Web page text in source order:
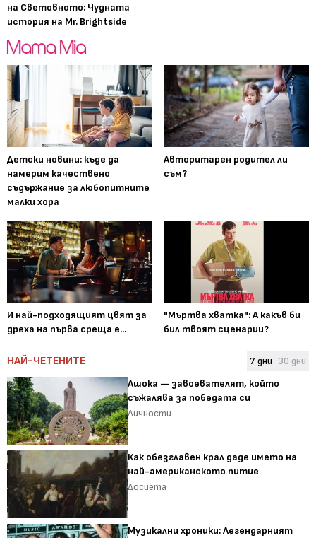
на Световното: Чудната
история на Mr. Brightside
Детски новини: къде да
намерим качествено
съдържание за любопитните
малки хора
Авторитарен родител ли
съм?
И най-подходящият цвят за
дреха на първа среща е...
"Мъртва хватка": А какъв би
бил твоят сценарии?
НАЙ-ЧЕТЕНИТЕ 7 дни 30 дни
Ашока — завоевателят, който
съжалява за победата си
Личности
Как обезглавен крал даде името на
най-американското питие
Досиета
Музикални хроники: Легендарният